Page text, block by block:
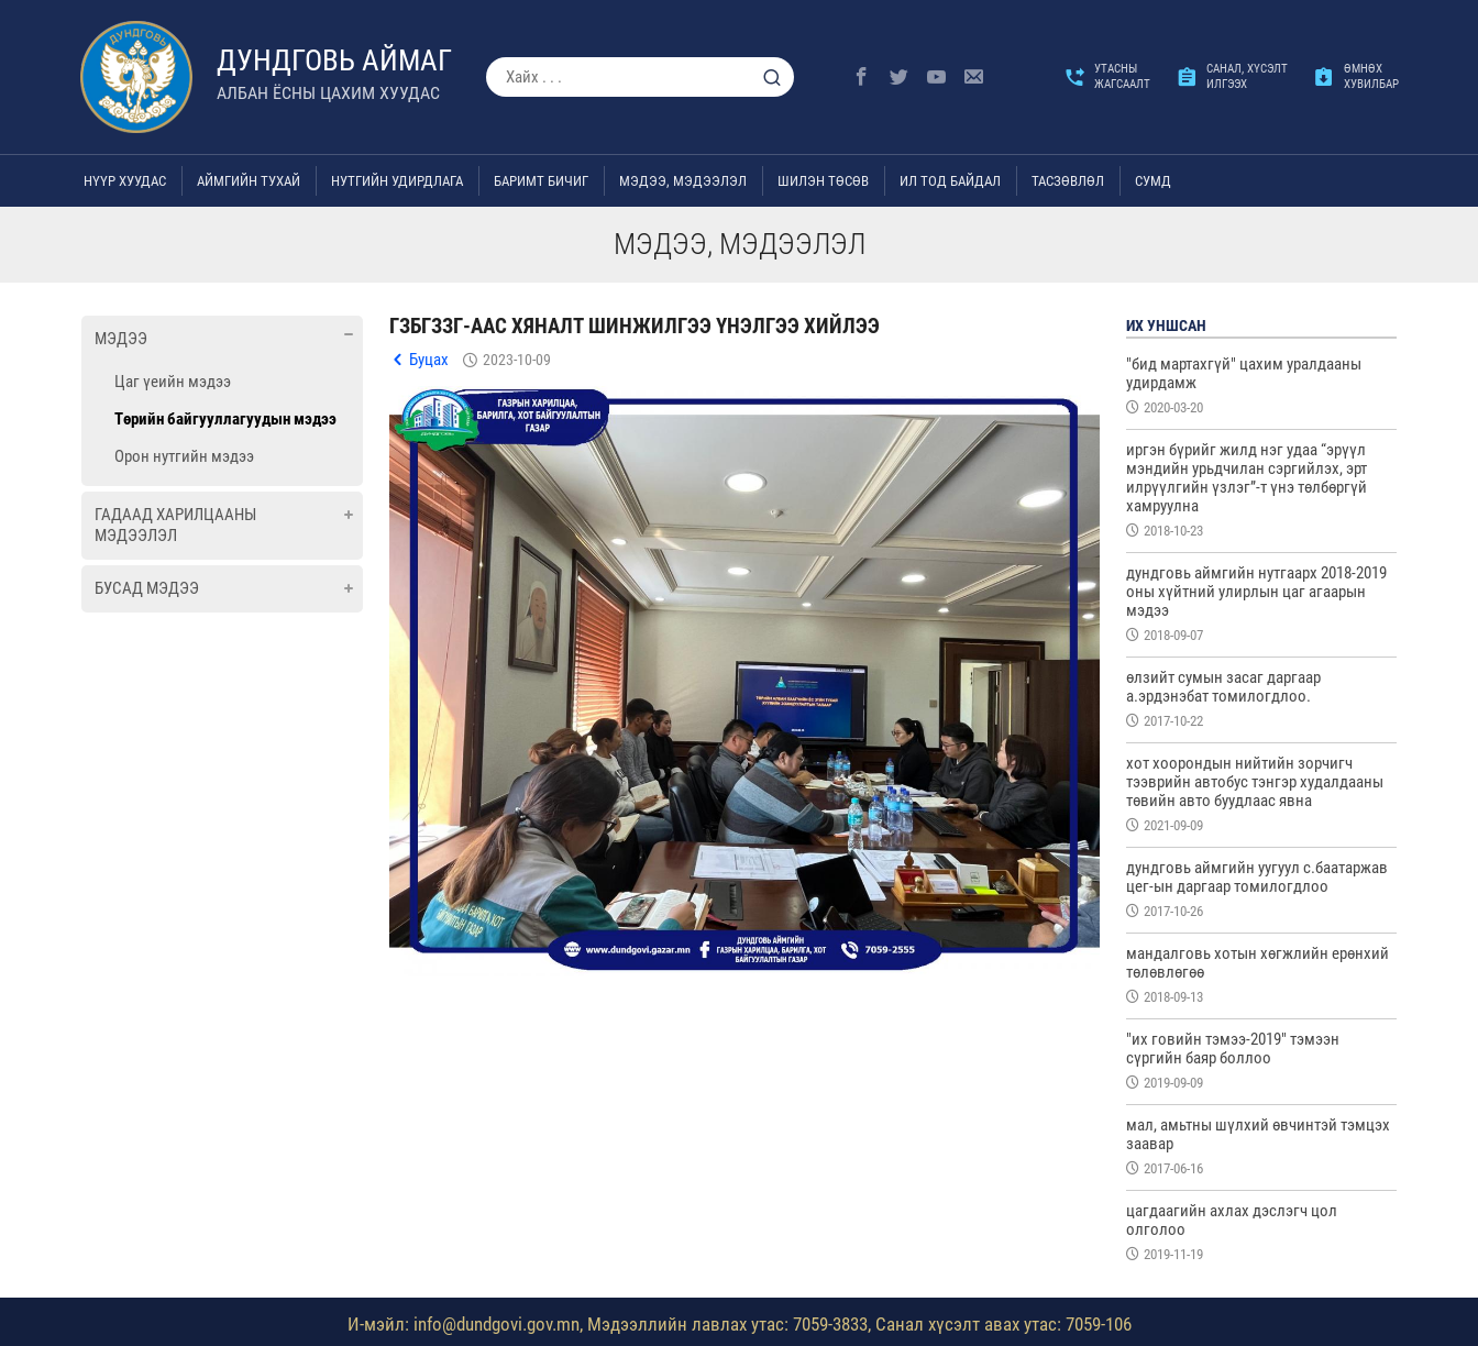
ДУНДГОВЬ АЙМАГ
АЛБАН ЁСНЫ ЦАХИМ ХУУДАС
УТАСНЫ
ЖАГСААЛТ
САНАЛ, ХҮСЭЛТ
ИЛГЭЭХ
ӨМНӨХ
ХУВИЛБАР
НҮҮР ХУУДАС АЙМГИЙН ТУХАЙ НУТГИЙН УДИРДЛАГА БАРИМТ БИЧИГ МЭДЭЭ, МЭДЭЭЛЭЛ ШИЛЭН ТӨСӨВ ИЛ ТОД БАЙДАЛ ТАСЗӨВЛӨЛ СУМД
МЭДЭЭ, МЭДЭЭЛЭЛ
МЭДЭЭ
Цаг үеийн мэдээ
Төрийн байгууллагуудын мэдээ
Орон нутгийн мэдээ
ГАДААД ХАРИЛЦААНЫ
МЭДЭЭЛЭЛ
БУСАД МЭДЭЭ
ГЗБГЗЗГ-ААС ХЯНАЛТ ШИНЖИЛГЭЭ ҮНЭЛГЭЭ ХИЙЛЭЭ
Буцах 2023-10-09
ИХ УНШСАН
"бид мартахгүй" цахим уралдааны
удирдамж
2020-03-20
иргэн бүрийг жилд нэг удаа “эрүүл
мэндийн урьдчилан сэргийлэх, эрт
илрүүлгийн үзлэг”-т үнэ төлбөргүй
хамруулна
2018-10-23
дундговь аймгийн нутгаарх 2018-2019
оны хүйтний улирлын цаг агаарын
мэдээ
2018-09-07
өлзийт сумын засаг даргаар
а.эрдэнэбат томилогдлоо.
2017-10-22
хот хоорондын нийтийн зорчигч
тээврийн автобус тэнгэр худалдааны
төвийн авто буудлаас явна
2021-09-09
дундговь аймгийн уугуул с.баатаржав
цег-ын даргаар томилогдлоо
2017-10-26
мандалговь хотын хөгжлийн ерөнхий
төлөвлөгөө
2018-09-13
"их говийн тэмээ-2019" тэмээн
сүргийн баяр боллоо
2019-09-09
мал, амьтны шүлхий өвчинтэй тэмцэх
заавар
2017-06-16
цагдаагийн ахлах дэслэгч цол
олголоо
2019-11-19
И-мэйл: info@dundgovi.gov.mn, Мэдээллийн лавлах утас: 7059-3833, Санал хүсэлт авах утас: 7059-106